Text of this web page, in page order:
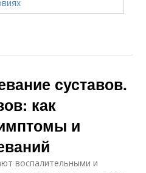
суставов.
как
и
воспалительными и